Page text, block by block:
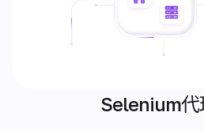
Selenium代